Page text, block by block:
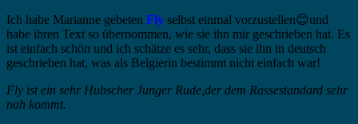
Ich habe Marianne gebeten Fly selbst einmal vorzustellen😊und
habe ihren Text so übernommen, wie sie ihn mir geschrieben hat. Es
ist einfach schön und ich schätze es sehr, dass sie ihn in deutsch
geschrieben hat, was als Belgierin bestimmt nicht einfach war!
Fly ist ein sehr Hubscher Junger Rude,der dem Rassestandard sehr
nah kommt.